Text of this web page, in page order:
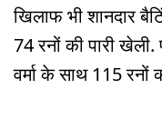
ख‍िलाफ भी शानदार
74 रनों की पारी
वर्मा के साथ 115 रनों